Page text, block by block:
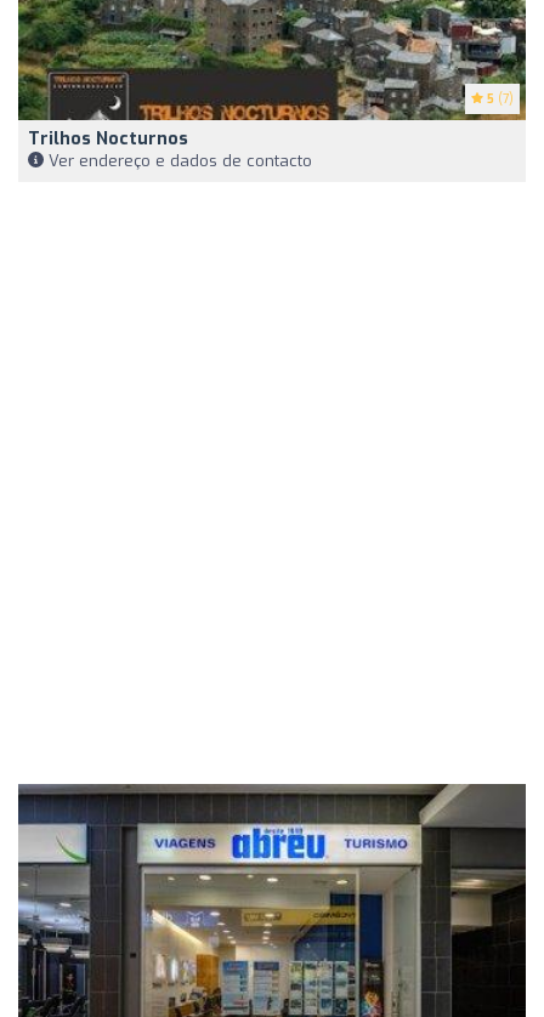
5 (7)
Trilhos Nocturnos
Ver endereço e dados de contacto